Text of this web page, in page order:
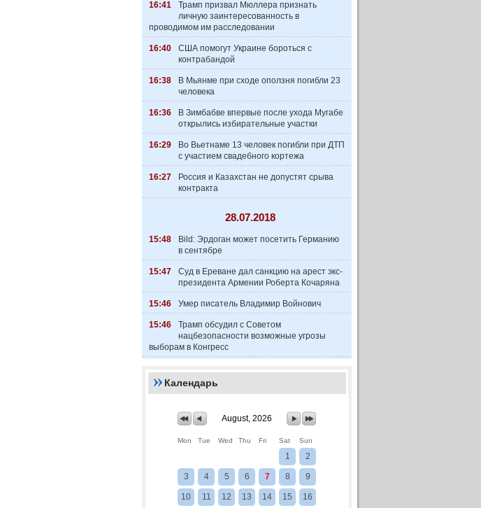
16:41
Трамп призвал Мюллера признать
личную заинтересованность в
проводимом им расследовании
16:40
США помогут Украине бороться с
контрабандой
16:38
В Мьянме при сходе оползня погибли 23
человека
16:36
В Зимбабве впервые после ухода Мугабе
открылись избирательные участки
16:29
Во Вьетнаме 13 человек погибли при ДТП
с участием свадебного кортежа
16:27
Россия и Казахстан не допустят срыва
контракта
28.07.2018
15:48
Bild: Эрдоган может посетить Германию
в сентябре
15:47
Суд в Ереване дал санкцию на арест экс-
президента Армении Роберта Кочаряна
15:46 Умер писатель Владимир Войнович
15:46
Трамп обсудил с Советом
нацбезопасности возможные угрозы
выборам в Конгресс
Календарь
August, 2026
Mon Tue Wed Thu Fri Sat Sun
1 2
3 4 5 6 7 8 9
10 11 12 13 14 15 16